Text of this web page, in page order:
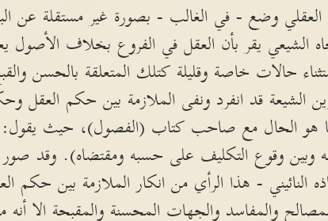
وضع - في الغالب - بصورة غير مستقلة عن
الشيعي يقر بأن العقل في الفروع بخلاف
حالات خاصة وقليلة كتلك المتعلقة بالحسن
الشيعة قد انفرد ونفى الملازمة بين حكم العقل
كما هو الحال مع صاحب كتاب (الفصول)، حيث
وبين وقوع التكليف على حسبه ومقتضاه). وقد
النائيني - هذا الرأي من انكار الملازمة بين حكم
والمفاسد والجهات المحسنة والمقبحة الا